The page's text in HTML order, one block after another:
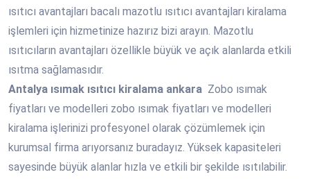
ısıtıcı avantajları bacalı mazotlu ısıtıcı avantajları kiralama
işlemleri için hizmetinize hazırız bizi arayın. Mazotlu
ısıtıcıların avantajları özellikle büyük ve açık alanlarda etkili
ısıtma sağlamasıdır.
Antalya ısımak ısıtıcı kiralama ankara Zobo ısımak
fiyatları ve modelleri zobo ısımak fiyatları ve modelleri
kiralama işlerinizi profesyonel olarak çözümlemek için
kurumsal firma arıyorsanız buradayız. Yüksek kapasiteleri
sayesinde büyük alanlar hızla ve etkili bir şekilde ısıtılabilir.